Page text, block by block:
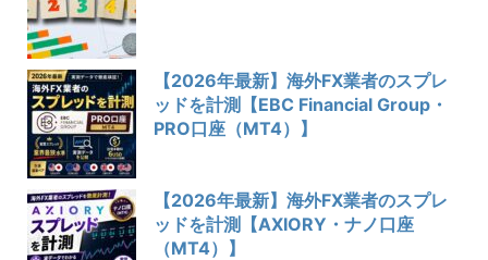
【2026年最新】海外FX業者のスプレ
ッドを計測【EBC Financial Group・
PRO口座（MT4）】
【2026年最新】海外FX業者のスプレ
ッドを計測【AXIORY・ナノ口座
（MT4）】